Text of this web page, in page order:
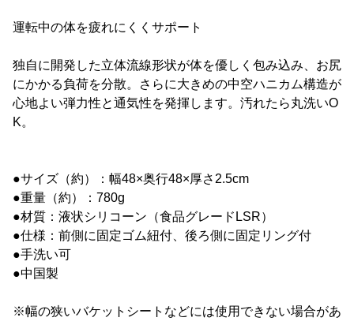
運転中の体を疲れにくくサポート
独自に開発した立体流線形状が体を優しく包み込み、お尻
にかかる負荷を分散。さらに大きめの中空ハニカム構造が
心地よい弾力性と通気性を発揮します。汚れたら丸洗いO
K。
●サイズ（約）：幅48×奥行48×厚さ2.5cm
●重量（約）：780g
●材質：液状シリコーン（食品グレードLSR）
●仕様：前側に固定ゴム紐付、後ろ側に固定リング付
●手洗い可
●中国製
※幅の狭いバケットシートなどには使用できない場合があ